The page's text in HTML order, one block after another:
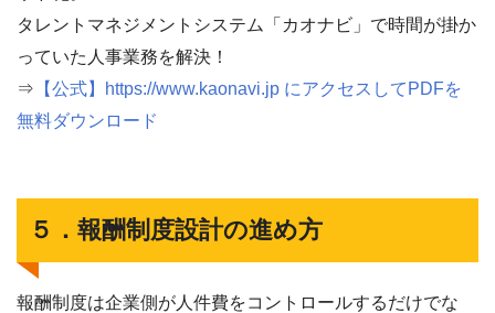
タレントマネジメントシステム「カオナビ」で時間が掛か
っていた人事業務を解決！
⇒ 【公式】https://www.kaonavi.jp にアクセスしてPDFを
無料ダウンロード
５．報酬制度設計の進め方
報酬制度は企業側が人件費をコントロールするだけでな